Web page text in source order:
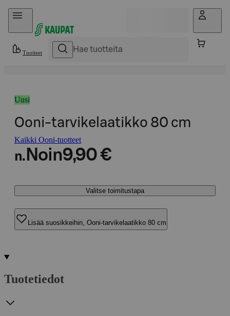
Hyppää sisältöön
Tuotteet
Uusi
Ooni-tarvikelaatikko 80 cm
Kaikki Ooni-tuotteet
n. Noin9,90 €
Valitse toimitustapa
Lisää suosikkeihin, Ooni-tarvikelaatikko 80 cm
Tuotetiedot